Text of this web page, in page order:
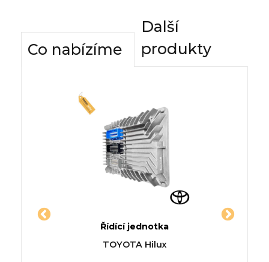
Co nabízíme
Další
produkty
Řídící jednotka
TOYOTA Hilux
Jednotka MINI COOPER MINI
Kabriolet (R57)